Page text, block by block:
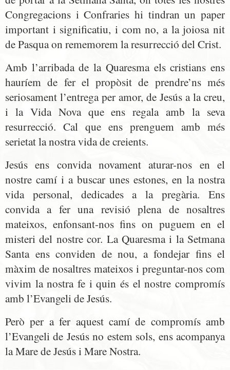
Congregacions i Confraries hi tindran un paper
important i significatiu, i com no, a la joiosa nit
de Pasqua on rememorem la resurrecció del Crist.
Amb l’arribada de la Quaresma els cristians ens
hauríem de fer el propòsit de prendre’ns més
seriosament l’entrega per amor, de Jesús a la creu,
i la Vida Nova que ens regala amb la seva
resurrecció. Cal que ens prenguem amb més
serietat la nostra vida de creients.
Jesús ens convida novament aturar-nos en el
nostre camí i a buscar unes estones, en la nostra
vida personal, dedicades a la pregària. Ens
convida a fer una revisió plena de nosaltres
mateixos, enfonsant-nos fins on puguem en el
misteri del nostre cor. La Quaresma i la Setmana
Santa ens conviden de nou, a fondejar fins el
màxim de nosaltres mateixos i preguntar-nos com
vivim la nostra fe i quin és el nostre compromís
amb l’Evangeli de Jesús.
Però per a fer aquest camí de compromís amb
l’Evangeli de Jesús no estem sols, ens acompanya
la Mare de Jesús i Mare Nostra.